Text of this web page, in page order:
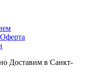
Доставим в Санкт-